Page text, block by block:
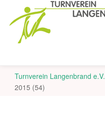
Turnverein Langenbrand e.V.
2015 (54)